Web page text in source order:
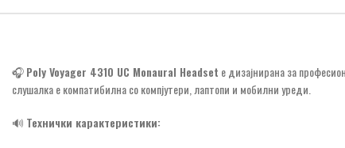
🎧Poly Voyager 4310 UC Monaural Headset е дизајнирана за
слушалка е компатибилна со компјутери, лаптопи и мобилни уреди.
🔊 Технички карактеристики: